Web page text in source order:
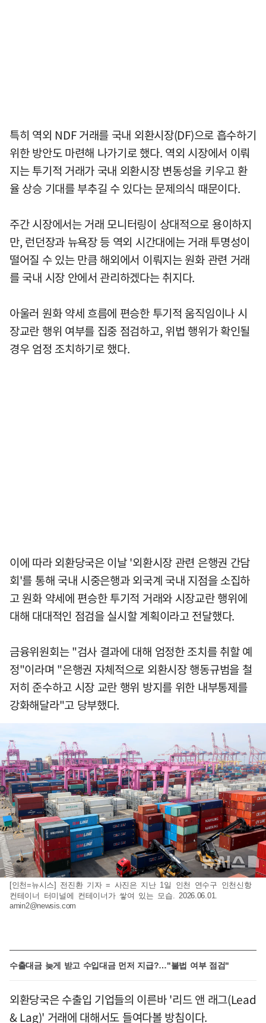
특히 역외 NDF 거래를 국내 외환시장(DF)으로 흡수하기
위한 방안도 마련해 나가기로 했다. 역외 시장에서 이뤄
지는 투기적 거래가 국내 외환시장 변동성을 키우고 환
율 상승 기대를 부추길 수 있다는 문제의식 때문이다.
주간 시장에서는 거래 모니터링이 상대적으로 용이하지
만, 런던장과 뉴욕장 등 역외 시간대에는 거래 투명성이
떨어질 수 있는 만큼 해외에서 이뤄지는 원화 관련 거래
를 국내 시장 안에서 관리하겠다는 취지다.
아울러 원화 약세 흐름에 편승한 투기적 움직임이나 시
장교란 행위 여부를 집중 점검하고, 위법 행위가 확인될
경우 엄정 조치하기로 했다.
이에 따라 외환당국은 이날 '외환시장 관련 은행권 간담
회'를 통해 국내 시중은행과 외국계 국내 지점을 소집하
고 원화 약세에 편승한 투기적 거래와 시장교란 행위에
대해 대대적인 점검을 실시할 계획이라고 전달했다.
금융위원회는 "검사 결과에 대해 엄정한 조치를 취할 예
정"이라며 "은행권 자체적으로 외환시장 행동규범을 철
저히 준수하고 시장 교란 행위 방지를 위한 내부통제를
강화해달라"고 당부했다.
[인천=뉴시스] 전진환 기자 = 사진은 지난 1일 인천 연수구 인천신항
컨테이너 터미널에 컨테이너가 쌓여 있는 모습. 2026.06.01.
amin2@newsis.com
수출대금 늦게 받고 수입대금 먼저 지급?…"불법 여부 점검"
외환당국은 수출입 기업들의 이른바 '리드 앤 래그(Lead
& Lag)' 거래에 대해서도 들여다볼 방침이다.